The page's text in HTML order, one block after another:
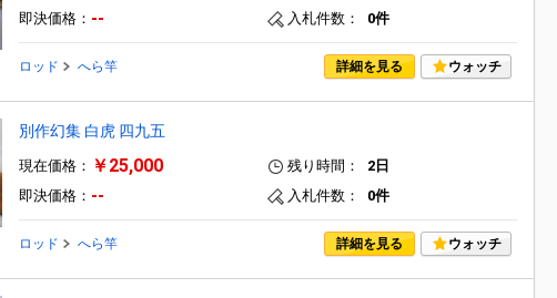
即決価格： --
入札件数：
0件
ロッド へら竿 詳細を見る ウォッチ
別作幻集 白虎 四九五
現在価格： ￥25,000
即決価格： --
残り時間：
2日
入札件数：
0件
ロッド へら竿 詳細を見る ウォッチ